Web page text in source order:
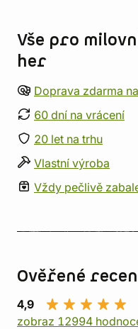
Vše pro
her
Doprava zdarma
60 dní na vrácení
20 let na trhu
Vlastní výroba
Vždy pečlivě
Ověřené
4,9
zobraz 12994